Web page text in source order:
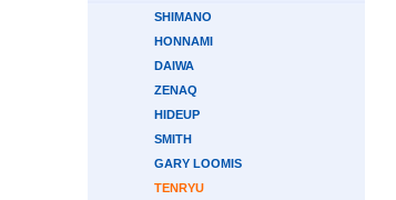
SHIMANO
HONNAMI
DAIWA
ZENAQ
HIDEUP
SMITH
GARY LOOMIS
TENRYU